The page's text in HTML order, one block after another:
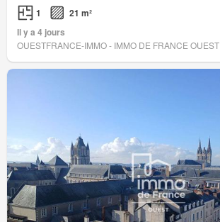
1
21 m²
Il y a 4 jours
OUESTFRANCE-IMMO - IMMO DE FRANCE OUEST